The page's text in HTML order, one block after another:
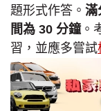
題形式作答。 滿
間為 30 分鐘。
習，並應多嘗試